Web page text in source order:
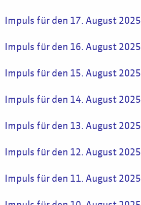
Impuls für den 17. August 2025
Impuls für den 16. August 2025
Impuls für den 15. August 2025
Impuls für den 14. August 2025
Impuls für den 13. August 2025
Impuls für den 12. August 2025
Impuls für den 11. August 2025